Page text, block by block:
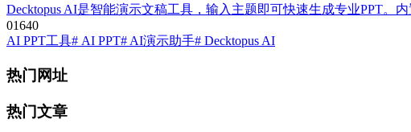
Decktopus AI是智能演示文稿工具，输入主题即可快速生成专业PPT。
01640
AI PPT工具# AI PPT# AI演示助手# Decktopus AI
热门网址
热门文章